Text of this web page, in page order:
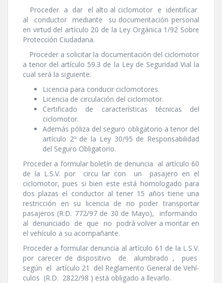
Proceder a dar el alto al ciclomotor e identificar
al conductor mediante su documentación personal
en virtud del artí­culo 20 de la Ley Orgánica 1/92 Sobre
Protección Ciudadana.
Proceder a solicitar la documentación del ciclomotor
a tenor del artí­culo 59.3 de la Ley de Seguridad Vial la
cual será la siguiente:
Licencia para conducir ciclomotores.
Licencia de circulación del ciclomotor.
Certificado de caracterí­sticas técnicas del
ciclomotor.
Además póliza del seguro obligatorio a tenor del
artí­culo 2º de la Ley 30/95 de Responsabilidad
del Seguro Obligatorio.
Proceder a formular boletí­n de denuncia al artí­culo 60
de la L.S.V. por circu lar con un pasajero en el
ciclomotor, pues si bien este está homologado para
dos plazas el conductor al tener 15 años tiene una
restricción en su licencia de no poder transportar
pasajeros (R.D. 772/97 de 30 de Mayo), informando
al denunciado de que no podrá volver a montar en
el vehí­culo a su acompañante.
Proceder a formular denuncia al artí­culo 61 de la L.S.V.
por carecer de dispositivo de alumbrado , pues
según el artí­culo 21 del Reglamento General de Vehí­
culos (R.D. 2822/98 ) está obligado a llevarlo.